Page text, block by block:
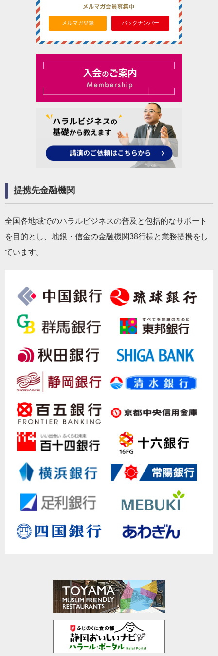
メルマガ登録 バックナンバー
提携先金融機関
全国各地域でのハラルビジネスの普及と包括的なサポート
を目的とし、地銀・信金の金融機関38行様と業務提携をし
ています。